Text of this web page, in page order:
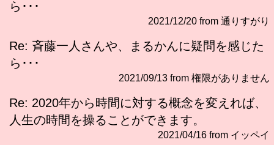
ら･･･
2021/12/20 from 通りすがり
Re: 斉藤一人さんや、まるかんに疑問を感じた
ら･･･
2021/09/13 from 権限がありません
Re: 2020年から時間に対する概念を変えれば、
人生の時間を操ることができます。
2021/04/16 from イッペイ